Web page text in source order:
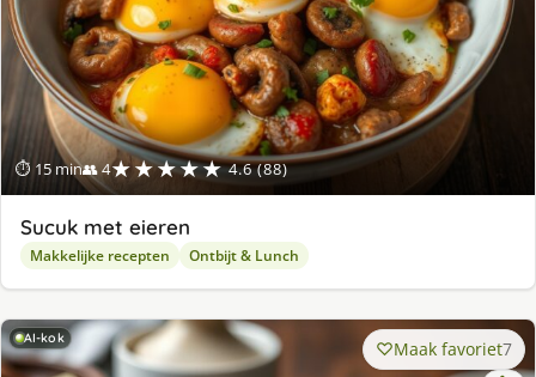
⏱ 15 min👥 4★★★★★ 4.6 (88)
Sucuk met eieren
Makkelijke recepten Ontbijt & Lunch
AI-kok Maak favoriet7